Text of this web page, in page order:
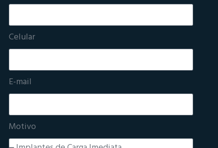
Celular
E-mail
Motivo